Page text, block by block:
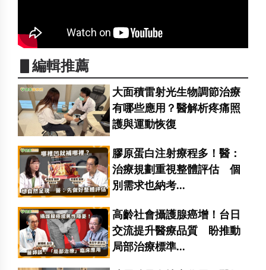
▋編輯推薦
大面積雷射光生物調節治療
有哪些應用？醫解析疼痛照
護與運動恢復
膠原蛋白注射療程多！醫：
治療規劃重視整體評估 個
別需求也納考...
高齡社會攝護腺癌增！台日
交流提升醫療品質 盼推動
局部治療標準...